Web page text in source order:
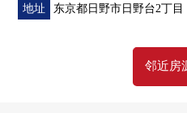
地址 东京都日野市日野台2丁目
邻近房